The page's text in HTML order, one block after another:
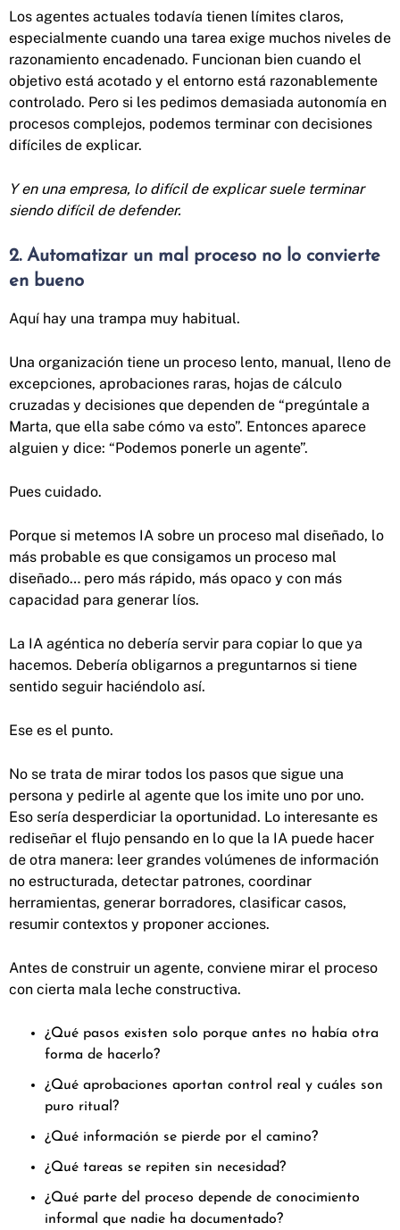
Los agentes actuales todavía tienen límites claros,
especialmente cuando una tarea exige muchos niveles de
razonamiento encadenado. Funcionan bien cuando el
objetivo está acotado y el entorno está razonablemente
controlado. Pero si les pedimos demasiada autonomía en
procesos complejos, podemos terminar con decisiones
difíciles de explicar.
Y en una empresa, lo difícil de explicar suele terminar
siendo difícil de defender.
2. Automatizar un mal proceso no lo convierte
en bueno
Aquí hay una trampa muy habitual.
Una organización tiene un proceso lento, manual, lleno de
excepciones, aprobaciones raras, hojas de cálculo
cruzadas y decisiones que dependen de “pregúntale a
Marta, que ella sabe cómo va esto”. Entonces aparece
alguien y dice: “Podemos ponerle un agente”.
Pues cuidado.
Porque si metemos IA sobre un proceso mal diseñado, lo
más probable es que consigamos un proceso mal
diseñado… pero más rápido, más opaco y con más
capacidad para generar líos.
La IA agéntica no debería servir para copiar lo que ya
hacemos. Debería obligarnos a preguntarnos si tiene
sentido seguir haciéndolo así.
Ese es el punto.
No se trata de mirar todos los pasos que sigue una
persona y pedirle al agente que los imite uno por uno.
Eso sería desperdiciar la oportunidad. Lo interesante es
rediseñar el flujo pensando en lo que la IA puede hacer
de otra manera: leer grandes volúmenes de información
no estructurada, detectar patrones, coordinar
herramientas, generar borradores, clasificar casos,
resumir contextos y proponer acciones.
Antes de construir un agente, conviene mirar el proceso
con cierta mala leche constructiva.
¿Qué pasos existen solo porque antes no había otra
forma de hacerlo?
¿Qué aprobaciones aportan control real y cuáles son
puro ritual?
¿Qué información se pierde por el camino?
¿Qué tareas se repiten sin necesidad?
¿Qué parte del proceso depende de conocimiento
informal que nadie ha documentado?